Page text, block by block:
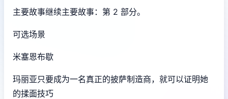
主要故事继续主要故事：第 2 部分。
可选场景
米塞恩布歇
玛丽亚只要成为一名真正的披萨制造商，就可以证明她
的揉面技巧